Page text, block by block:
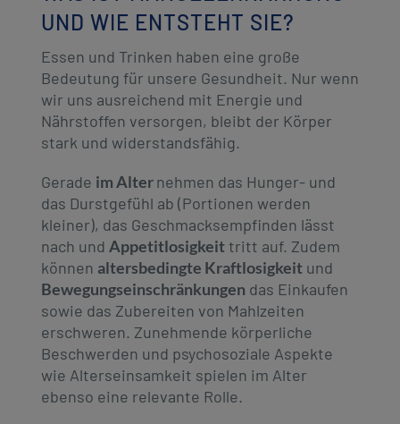
Social
revamp
v2
UND WIE ENTSTEHT SIE?
Essen und Trinken haben eine große
Bedeutung für unsere Gesundheit. Nur wenn
wir uns ausreichend mit Energie und
Nährstoffen versorgen, bleibt der Körper
stark und widerstandsfähig.
Gerade im Alternehmen das Hunger- und
das Durstgefühl ab (Portionen werden
kleiner), das Geschmacksempfinden lässt
nach und Appetitlosigkeittritt auf. Zudem
können altersbedingte Kraftlosigkeitund
Bewegungseinschränkungen das Einkaufen
sowie das Zubereiten von Mahlzeiten
erschweren. Zunehmende körperliche
Beschwerden und psychosoziale Aspekte
wie Alterseinsamkeit spielen im Alter
ebenso eine relevante Rolle.